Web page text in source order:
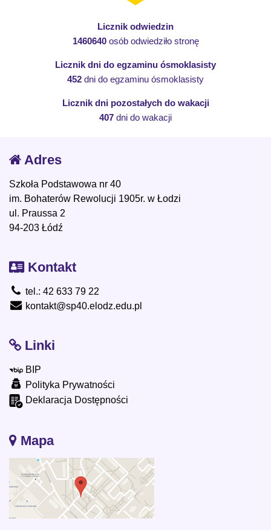
Licznik odwiedzin
1460640osób odwiedziło stronę
Licznik dni do egzaminu ósmoklasisty
452 dni do egzaminu ósmoklasisty
Licznik dni pozostałych do wakacji
407 dni do wakacji
Adres
Szkoła Podstawowa nr 40
im. Bohaterów Rewolucji 1905r. w Łodzi
ul. Praussa 2
94-203 Łódź
Kontakt
tel.: 42 633 79 22
kontakt@sp40.elodz.edu.pl
Linki
BIP
Polityka Prywatności
Deklaracja Dostępności
Mapa